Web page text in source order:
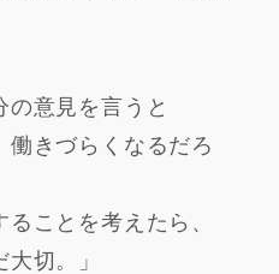
意見を言うと
働きづらくなるだろ
ことを考えたら、
切。」